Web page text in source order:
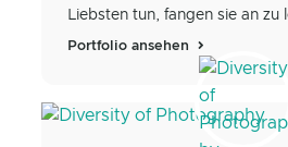
Liebsten tun, fangen sie an zu
Portfolio ansehen